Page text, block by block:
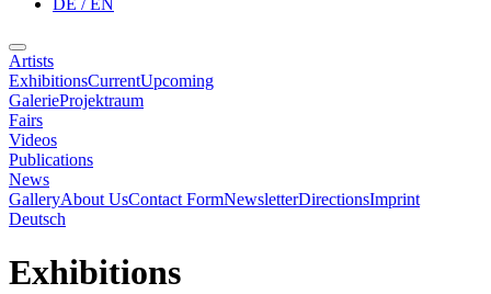
DE / EN
Artists
ExhibitionsCurrentUpcoming
GalerieProjektraum
Fairs
Videos
Publications
News
GalleryAbout UsContact FormNewsletterDirectionsImprint
Deutsch
Exhibitions